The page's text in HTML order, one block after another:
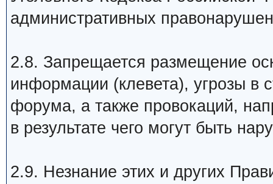
административных
2.8. Запрещается размещение
информации (клевета), угрозы в
форума, а также провокаций,
в результате чего могут быть
2.9. Незнание этих и других